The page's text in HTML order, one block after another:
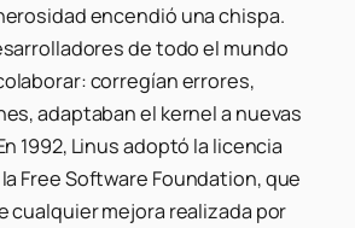
encendió una chispa.
de todo el mundo
corregían errores,
adaptaban el kernel a nuevas
1992, Linus adoptó la licencia
Free Software Foundation, que
cualquier mejora realizada por